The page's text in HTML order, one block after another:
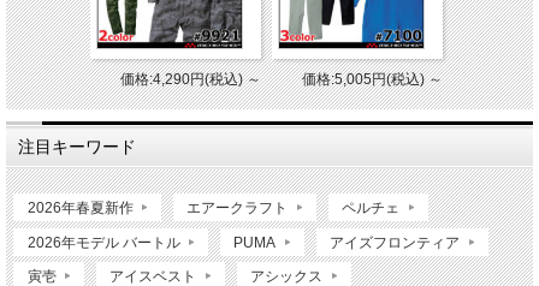
価格:4,290円(税込)～ 価格:5,005円(税込)～
注目キーワード
2026年春夏新作 エアークラフト ペルチェ
2026年モデル バートル PUMA アイズフロンティア
寅壱 アイスベスト アシックス